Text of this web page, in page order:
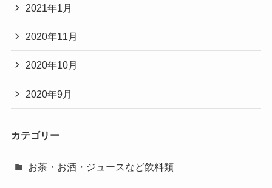
2021年1月
2020年11月
2020年10月
2020年9月
カテゴリー
お茶・お酒・ジュースなど飲料類